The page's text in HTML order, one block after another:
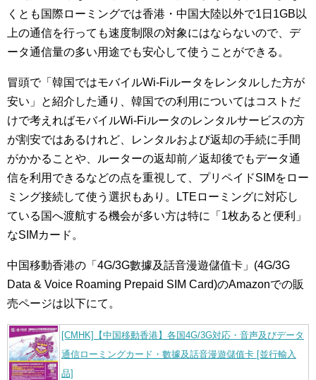
くとも国際ローミングでは香港・中国大陸以外で1日1GB以
上の通信を行っても速度制限の対象にはならないので、デ
ータ通信量の多い用途でも安心して使うことができる。
冒頭で「韓国ではモバイルWi-Fiルータをレンタルした方が
安い」と紹介した通り、韓国での利用についてはコストだ
けで考えればモバイルWi-Fiルータのレンタルサービスの方
が割安ではあるけれど、レンタルおよび返却の手続に手間
がかかることや、ルーターの返却前／返却後でもデータ通
信を利用できるなどの点を重視して、プリペイドSIMをロー
ミング接続して使う選択もあり。LTEローミングに対応し
ている国へ渡航する機会が多い方は特に「1枚あると便利」
なSIMカード。
中国移動香港の「4G/3G數據及話音漫遊儲值卡」(4G/3G
Data & Voice Roaming Prepaid SIM Card)のAmazonでの販
売ページは以下にて。
[CMHK]【中国移動香港】各国4G/3G対応・音声及びデータ
通信ローミングカード・數據及話音漫遊儲值卡 [並行輸入
品]